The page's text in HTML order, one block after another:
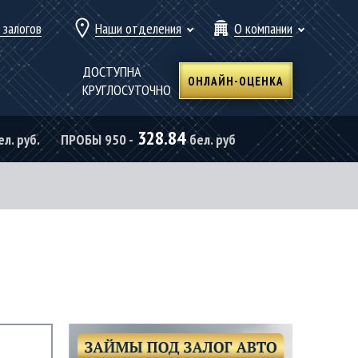
Наши отделения О компании
ДОСТУПНА
КРУГЛОСУТОЧНО
ОНЛАЙН-ОЦЕНКА
руб. ПРОБЫ 950 - 328.84бел. руб